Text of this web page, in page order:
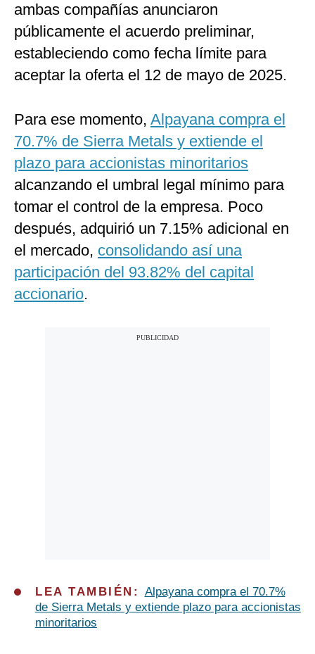
ambas compañías anunciaron
públicamente el acuerdo preliminar,
estableciendo como fecha límite para
aceptar la oferta el 12 de mayo de 2025.
Para ese momento, Alpayana compra el
70.7% de Sierra Metals y extiende el
plazo para accionistas minoritarios
alcanzando el umbral legal mínimo para
tomar el control de la empresa. Poco
después, adquirió un 7.15% adicional en
el mercado, consolidando así una
participación del 93.82% del capital
accionario.
LEA TAMBIÉN: Alpayana compra el 70.7%
de Sierra Metals y extiende plazo para accionistas
minoritarios